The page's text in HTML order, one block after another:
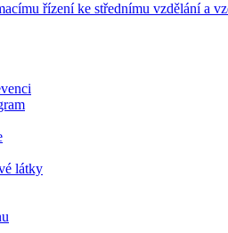
řízení ke střednímu vzdělání a
látky